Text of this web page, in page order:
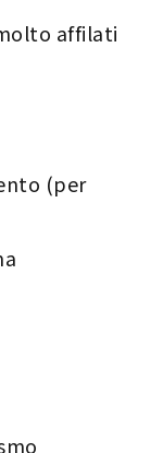
affilati
(per